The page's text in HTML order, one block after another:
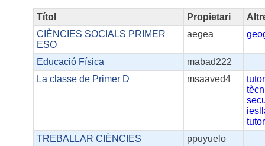
Títol Propietari
CIÈNCIES SOCIALS PRIMER
ESO
aegea
Educació Física
mabad222
La classe de Primer D
msaaved4
TREBALLAR CIÈNCIES
ppuyuelo